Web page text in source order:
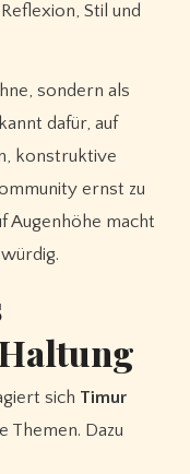
Stil und
sondern als
dafür, auf
konstruktive
ernst zu
Augenhöhe macht
sich Timur
Themen. Dazu